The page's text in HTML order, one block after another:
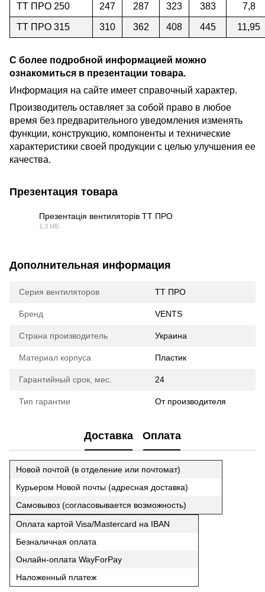
ТТ ПРО 250 247 287 323 383 7,8
ТТ ПРО 315 310 362 408 445 11,95
С более подробной информацией можно
ознакомиться в презентации товара.
Информация на сайте имеет справочный характер.
Производитель оставляет за собой право в любое
время без предварительного уведомления изменять
функции, конструкцию, компоненты и технические
характеристики своей продукции с целью улучшения ее
качества.
Презентация товара
Презентація вентиляторів ТТ ПРО
1.3 МБ
Дополнительная информация
Серия вентиляторов ТТ ПРО
Бренд VENTS
Страна производитель Украина
Материал корпуса Пластик
Гарантийный срок, мес. 24
Тип гарантии От производителя
Доставка Оплата
Новой почтой (в отделение или почтомат)
Курьером Новой почты (адресная доставка)
Самовывоз (согласовывается возможность)
Оплата картой Visa/Mastercard на IBAN
Безналичная оплата
Онлайн-оплата WayForPay
Наложенный платеж